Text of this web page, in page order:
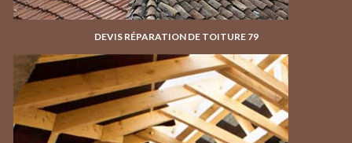
DEVIS RÉPARATION DE TOITURE 79